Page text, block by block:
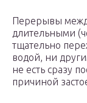
Перерывы
длительными
тщательно
водой, ни
не есть сразу
причиной